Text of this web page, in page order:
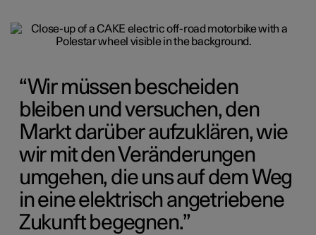
Wir müssen bescheiden
bleiben und versuchen, den
Markt darüber aufzuklären, wie
wir mit den Veränderungen
umgehen, die uns auf dem Weg
in eine elektrisch angetriebene
Zukunft begegnen.